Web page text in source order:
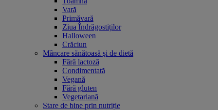
Vară
Primăvară
Ziua Îndrăgostiților
Halloween
Crăciun
Mâncare sănătoasă şi de dietă
Fără lactoză
Condimentată
Vegană
Fără gluten
Vegetariană
Stare de bine prin nutriție